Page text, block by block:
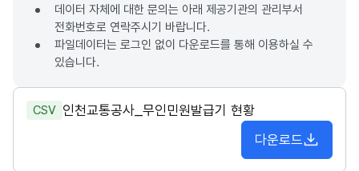
데이터 자체에 대한 문의는 아래 제공기관의 관리부서
전화번호로 연락주시기 바랍니다.
파일데이터는 로그인 없이 다운로드를 통해 이용하실 수
있습니다.
CSV 인천교통공사_무인민원발급기 현황
다운로드